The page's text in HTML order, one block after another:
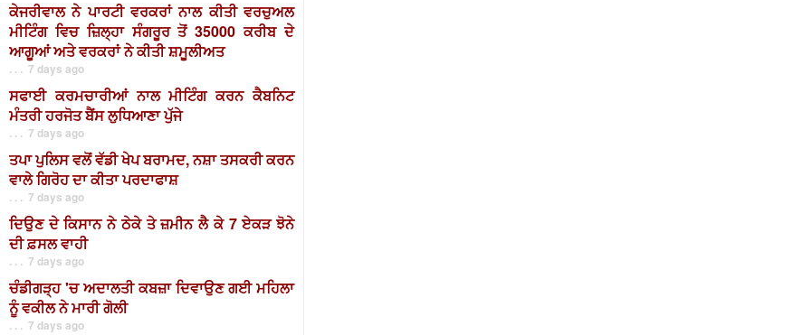
ਕੇਜਰੀਵਾਲ ਨੇ ਪਾਰਟੀ ਵਰਕਰਾਂ ਨਾਲ ਕੀਤੀ ਵਰਚੁਅਲ
ਮੀਟਿੰਗ ਵਿਚ ਜ਼ਿਲ੍ਹਾ ਸੰਗਰੂਰ ਤੋਂ 35000 ਕਰੀਬ ਦੇ
ਆਗੂਆਂ ਅਤੇ ਵਰਕਰਾਂ ਨੇ ਕੀਤੀ ਸ਼ਮੂਲੀਅਤ
. . . 7 days ago
ਸਫਾਈ ਕਰਮਚਾਰੀਆਂ ਨਾਲ ਮੀਟਿੰਗ ਕਰਨ ਕੈਬਨਿਟ
ਮੰਤਰੀ ਹਰਜੋਤ ਬੈਂਸ ਲੁਧਿਆਣਾ ਪੁੱਜੇ
. . . 7 days ago
ਤਪਾ ਪੁਲਿਸ ਵਲੋਂ ਵੱਡੀ ਖੇਪ ਬਰਾਮਦ, ਨਸ਼ਾ ਤਸਕਰੀ ਕਰਨ
ਵਾਲੇ ਗਿਰੋਹ ਦਾ ਕੀਤਾ ਪਰਦਾਫਾਸ਼
. . . 7 days ago
ਦਿਉਣ ਦੇ ਕਿਸਾਨ ਨੇ ਠੇਕੇ ਤੇ ਜ਼ਮੀਨ ਲੈ ਕੇ 7 ਏਕੜ ਝੋਨੇ
ਦੀ ਫ਼ਸਲ ਵਾਹੀ
. . . 7 days ago
ਚੰਡੀਗੜ੍ਹ 'ਚ ਅਦਾਲਤੀ ਕਬਜ਼ਾ ਦਿਵਾਉਣ ਗਈ ਮਹਿਲਾ
ਨੂੰ ਵਕੀਲ ਨੇ ਮਾਰੀ ਗੋਲੀ
. . . 7 days ago